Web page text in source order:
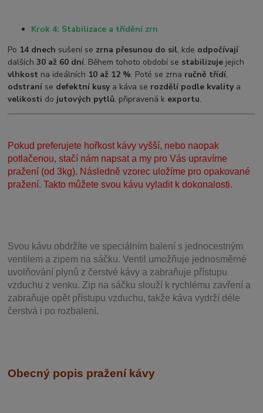
Krok 4: Stabilizace a třídění zrn
Po 14 dnech sušení se zrna přesunou do sil, kde odpočívají
dalších30 až 60 dní. Během tohoto období se stabilizuje jejich
vlhkost na ideálních 10 až 12 %. Poté se zrna ručně třídí,
odstraní se defektní kusya káva se rozdělí podle kvalitya
velikosti do jutových pytlů, připravená k exportu.
Pokud preferujete hořkost kávy vyšší, nebo naopak
potlačenou, stačí nám napsat a my pro Vás upravíme
pražení (od 3kg). Následně vzorec uložíme pro opakované
pražení. Takto můžete svou kávu vyladit k dokonalosti.
Svou kávu obdržíte ve speciálním balení s jednocestným
ventilem a zipem na sáčku. Ventil umožňuje jednosměrné
uvolňování plynů z čerstvé kávy a zabraňuje přístupu
vzduchu z venku. Zip na sáčku slouží k rychlému zavření a
zabraňuje opět přístupu vzduchu, takže káva vydrží déle
čerstvá i po rozbalení.
Obecný popis pražení kávy